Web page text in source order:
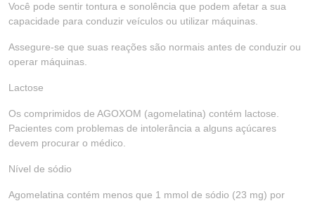
Você pode sentir tontura e sonolência que podem afetar a sua
capacidade para conduzir veículos ou utilizar máquinas.
Assegure-se que suas reações são normais antes de conduzir ou
operar máquinas.
Lactose
Os comprimidos de AGOXOM (agomelatina) contém lactose.
Pacientes com problemas de intolerância a alguns açúcares
devem procurar o médico.
Nível de sódio
Agomelatina contém menos que 1 mmol de sódio (23 mg) por